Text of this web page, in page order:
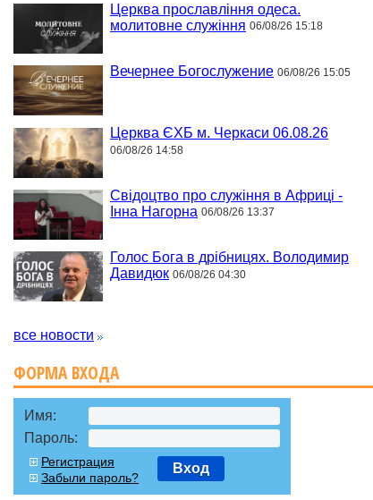
Церква прославління одеса.
молитовне служіння 06/08/26 15:18
Вечернее Богослужение 06/08/26 15:05
Церква ЄХБ м. Черкаси 06.08.26
06/08/26 14:58
Свідоцтво про служіння в Африці -
Інна Нагорна 06/08/26 13:37
Голос Бога в дрібницях. Володимир
Давидюк 06/08/26 04:30
все новости
ФОРМА ВХОДА
Имя:
Пароль:
Регистрация
Забыли пароль?
Вход